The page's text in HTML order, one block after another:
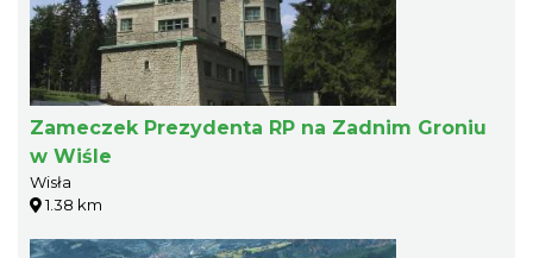
Zameczek Prezydenta RP na Zadnim Groniu
w Wiśle
Wisła
1.38 km